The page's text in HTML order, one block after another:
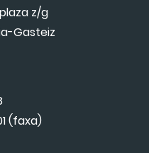
z/g
Gasteiz
(faxa)